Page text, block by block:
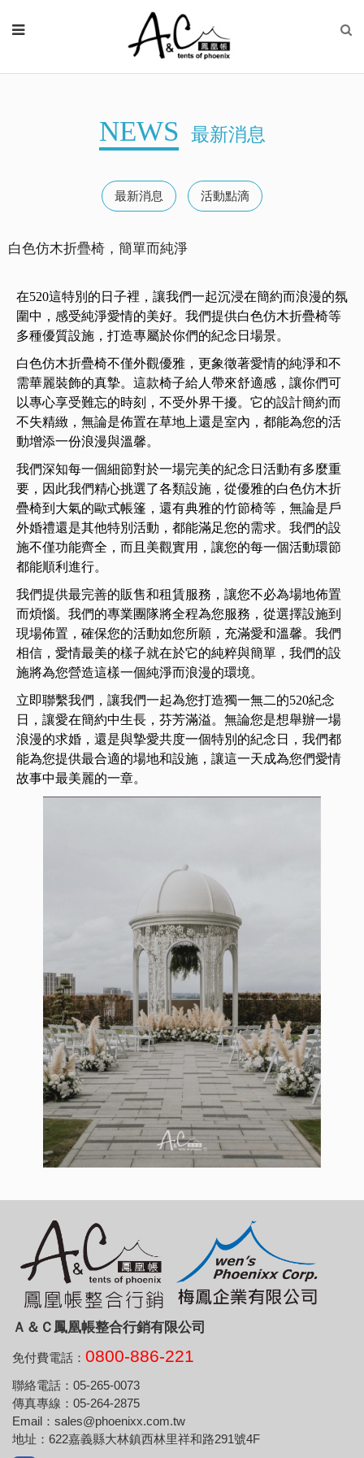
NEWS 最新消息
最新消息 活動點滴
白色仿木折疊椅，簡單而純淨
在520這特別的日子裡，讓我們一起沉浸在簡約而浪漫的氛
圍中，感受純淨愛情的美好。我們提供白色仿木折疊椅等
多種優質設施，打造專屬於你們的紀念日場景。
白色仿木折疊椅不僅外觀優雅，更象徵著愛情的純淨和不
需華麗裝飾的真摯。這款椅子給人帶來舒適感，讓你們可
以專心享受難忘的時刻，不受外界干擾。它的設計簡約而
不失精緻，無論是佈置在草地上還是室內，都能為您的活
動增添一份浪漫與溫馨。
我們深知每一個細節對於一場完美的紀念日活動有多麼重
要，因此我們精心挑選了各類設施，從優雅的白色仿木折
疊椅到大氣的歐式帳篷，還有典雅的竹節椅等，無論是戶
外婚禮還是其他特別活動，都能滿足您的需求。我們的設
施不僅功能齊全，而且美觀實用，讓您的每一個活動環節
都能順利進行。
我們提供最完善的販售和租賃服務，讓您不必為場地佈置
而煩惱。我們的專業團隊將全程為您服務，從選擇設施到
現場佈置，確保您的活動如您所願，充滿愛和溫馨。我們
相信，愛情最美的樣子就在於它的純粹與簡單，我們的設
施將為您營造這樣一個純淨而浪漫的環境。
立即聯繫我們，讓我們一起為您打造獨一無二的520紀念
日，讓愛在簡約中生長，芬芳滿溢。無論您是想舉辦一場
浪漫的求婚，還是與摯愛共度一個特別的紀念日，我們都
能為您提供最合適的場地和設施，讓這一天成為您們愛情
故事中最美麗的一章。
Ａ＆Ｃ鳳凰帳整合行銷有限公司
免付費電話： 0800-886-221
聯絡電話：05-265-0073
傳真專線：05-264-2875
Email：sales@phoenixx.com.tw
地址：622嘉義縣大林鎮西林里祥和路291號4F